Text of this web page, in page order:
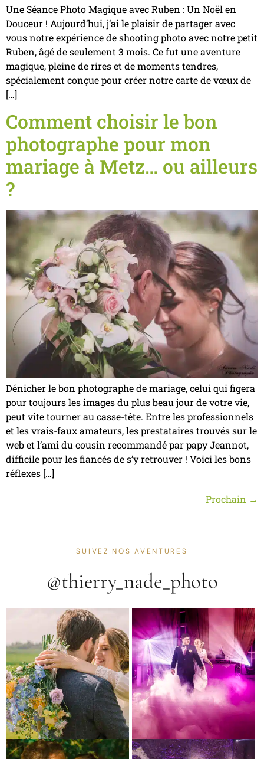
Une Séance Photo Magique avec Ruben : Un Noël en
Douceur ! Aujourd’hui, j’ai le plaisir de partager avec
vous notre expérience de shooting photo avec notre petit
Ruben, âgé de seulement 3 mois. Ce fut une aventure
magique, pleine de rires et de moments tendres,
spécialement conçue pour créer notre carte de vœux de
[…]
Comment choisir le bon
photographe pour mon
mariage à Metz… ou ailleurs
?
Dénicher le bon photographe de mariage, celui qui figera
pour toujours les images du plus beau jour de votre vie,
peut vite tourner au casse-tête. Entre les professionnels
et les vrais-faux amateurs, les prestataires trouvés sur le
web et l’ami du cousin recommandé par papy Jeannot,
difficile pour les fiancés de s’y retrouver ! Voici les bons
réflexes […]
Prochain →
SUIVEZ NOS AVENTURES
@thierry_nade_photo